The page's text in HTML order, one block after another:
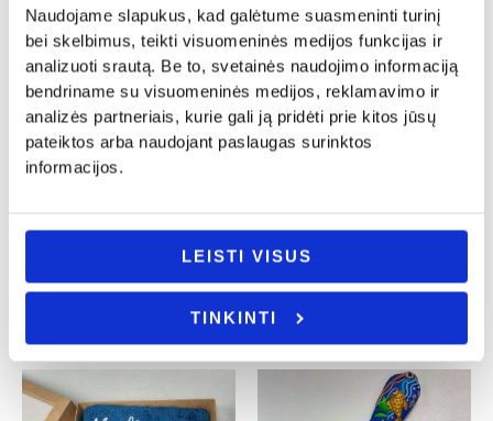
Naudojame slapukus, kad galėtume suasmeninti turinį
bei skelbimus, teikti visuomeninės medijos funkcijas ir
analizuoti srautą. Be to, svetainės naudojimo informaciją
bendriname su visuomeninės medijos, reklamavimo ir
analizės partneriais, kurie gali ją pridėti prie kitos jūsų
pateiktos arba naudojant paslaugas surinktos
informacijos.
LEISTI VISUS
TINKINTI
Krikštynos
25.00€
VARIANTĄ
8.00€
- PASIRINKITE
VARIANTĄ